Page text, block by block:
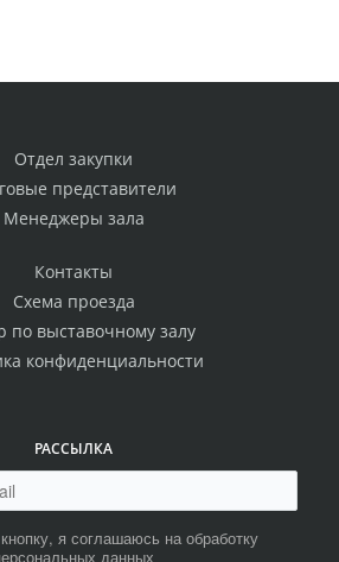
Отдел закупки
представители
Менеджеры зала
Контакты
Схема проезда
по выставочному залу
конфиденциальности
РАССЫЛКА
я соглашаюсь на обработку
данных